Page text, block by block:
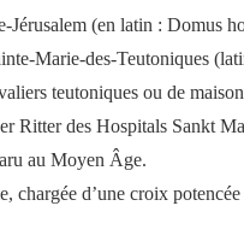
(en latin : Domus
Marie-des-Teutoniques
teutoniques ou de
Ritter des Hospitals Sankt
au Moyen Âge.
chargée d’une croix